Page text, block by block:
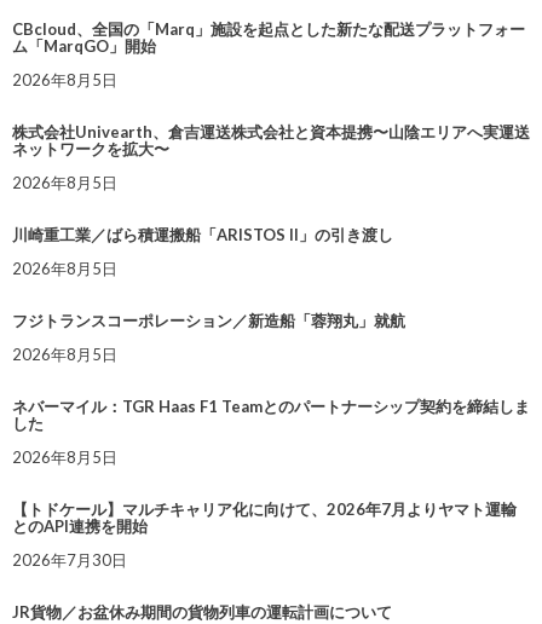
CBcloud、全国の「Marq」施設を起点とした新たな配送プラットフォー
ム「MarqGO」開始
2026年8月5日
株式会社Univearth、倉吉運送株式会社と資本提携〜山陰エリアへ実運送
ネットワークを拡大〜
2026年8月5日
川崎重工業／ばら積運搬船「ARISTOS II」の引き渡し
2026年8月5日
フジトランスコーポレーション／新造船「蓉翔丸」就航
2026年8月5日
ネバーマイル：TGR Haas F1 Teamとのパートナーシップ契約を締結しま
した
2026年8月5日
【トドケール】マルチキャリア化に向けて、2026年7月よりヤマト運輸
とのAPI連携を開始
2026年7月30日
JR貨物／お盆休み期間の貨物列車の運転計画について